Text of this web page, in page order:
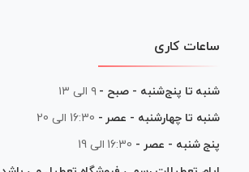
ساعات کاری
شنبه تا پنج‌شنبه - صبح - ۹ الی ۱۳
شنبه تا چهارشنبه - عصر - 16:30 الی 20
پنج شنبه - عصر - 16:30 الی 19